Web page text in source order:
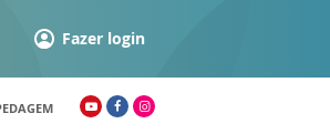
Fazer login